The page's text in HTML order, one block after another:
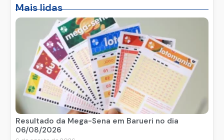
Mais lidas
Resultado da Mega-Sena em Barueri no dia
06/08/2026